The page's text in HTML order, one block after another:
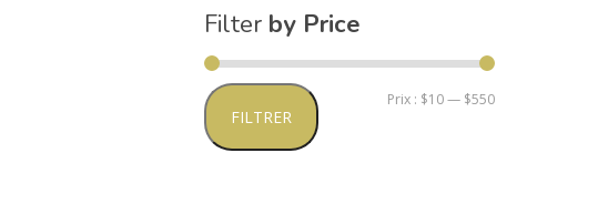
Filter by Price
Prix
Prix
FILTRER
Prix : $10— $550